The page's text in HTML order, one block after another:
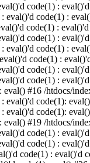
code(1) :
code(1) :
code(1) :
code(1) :
code(1) :
code(1) :
code(1) :
code(1) :
#16 /htdocs/
eval()'d code(1):
eval()'d code(1):
#19 /htdocs/
code(1) :
code(1) :
code(1) : eval()'d